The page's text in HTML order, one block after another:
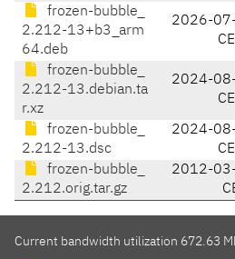
frozen-bubble_
2.212-13+b3_arm
64.deb
2026-
frozen-bubble_
2.212-13.debian.ta
r.xz
2024-
frozen-bubble_
2.212-13.dsc
2024-
frozen-bubble_
2.212.orig.tar.gz
2012-
Current bandwidth utilization 672.63